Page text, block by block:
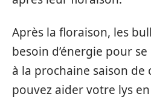
Après la floraison, les
besoin d’énergie pour
à la prochaine saison de
pouvez aider votre lys